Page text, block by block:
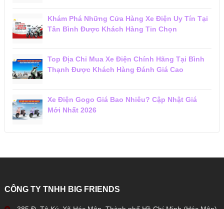
Khám Phá Những Cửa Hàng Xe Điện Uy Tín Tại
Tân Bình Được Khách Hàng Tin Chọn
Top Địa Chỉ Mua Xe Điện Chính Hãng Tại Bình
Thạnh Được Khách Hàng Đánh Giá Cao
Xe Điện Gogo Giá Bao Nhiêu? Cập Nhật Giá
Mới Nhất 2026
CÔNG TY TNHH BIG FRIENDS